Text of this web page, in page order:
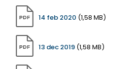
14 feb 2020 (1,58 MB)
13 dec 2019 (1,58 MB)